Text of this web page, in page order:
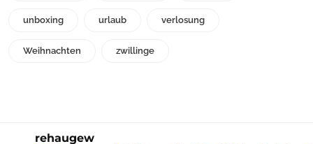
unboxing urlaub verlosung
Weihnachten zwillinge
rehaugew